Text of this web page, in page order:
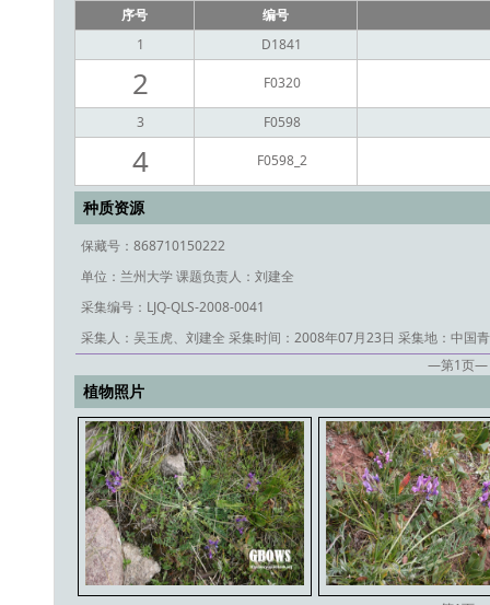
序号 编号
1 D1841
2 F0320
3 F0598
4 F0598_2
种质资源
保藏号：868710150222
单位：兰州大学 课题负责人：刘建全
采集编号：LJQ-QLS-2008-0041
采集人：吴玉虎、刘建全 采集时间：2008年07月23日 采集地：中国
—第1页—
植物照片